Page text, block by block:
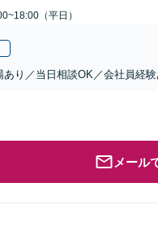
（平日）
り／当日相談OK／会社員経験
メール